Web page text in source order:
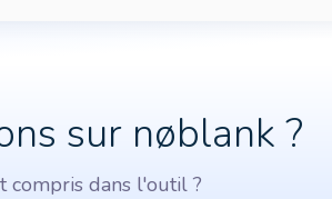
sur nøblank ?
compris dans l'outil ?